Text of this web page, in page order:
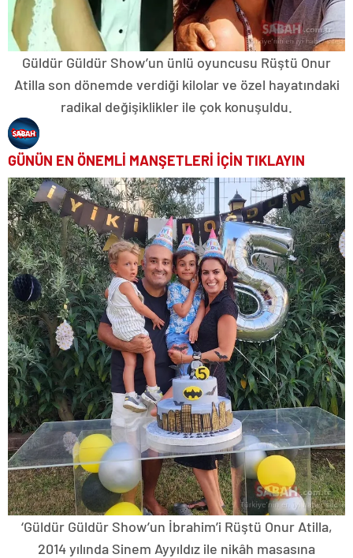
Güldür Güldür Show’un ünlü oyuncusu Rüştü Onur
Atilla son dönemde verdiği kilolar ve özel hayatındaki
radikal değişiklikler ile çok konuşuldu.
GÜNÜN EN ÖNEMLİ MANŞETLERİ İÇİN TIKLAYIN
‘Güldür Güldür Show’un İbrahim’i Rüştü Onur Atilla,
2014 yılında Sinem Ayyıldız ile nikâh masasına